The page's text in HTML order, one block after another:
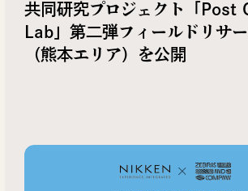
共同研究プロジェクト「
Lab」第二弾フィールドリサ
（熊本エリア）を公開